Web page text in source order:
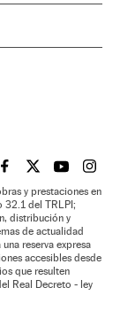
EL PAÍS BRASIL EN
EL PAÍSEL PAÍS
EL
y prestaciones en
32.1 del TRLPI;
distribución y
de actualidad
reserva expresa
accesibles desde
que resulten
Real Decreto - ley